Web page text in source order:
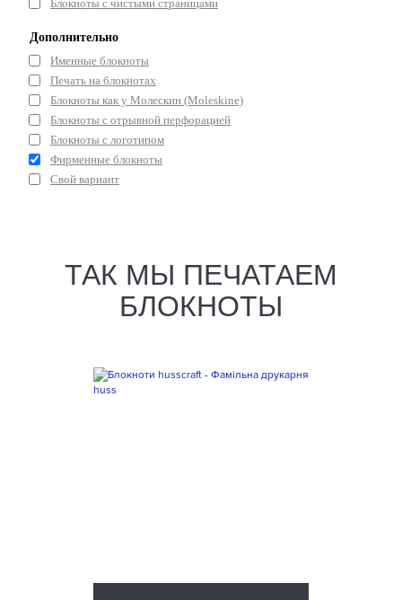
Блокноты с чистыми страницами
Дополнительно
Именные блокноты
Печать на блокнотах
Блокноты как у Молескин (Moleskine)
Блокноты с отрывной перфорацией
Блокноты с логотипом
Фирменные блокноты
Свой вариант
ТАК МЫ ПЕЧАТАЕМ
БЛОКНОТЫ